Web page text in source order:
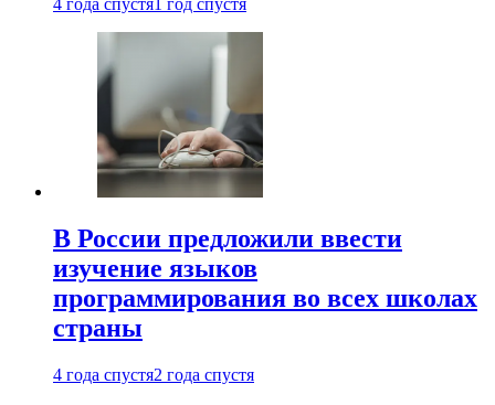
4 года спустя 1 год спустя
В России предложили ввести
изучение языков
программирования во всех школах
страны
4 года спустя2 года спустя